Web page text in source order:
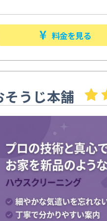
料金を見る
そうじ本舗